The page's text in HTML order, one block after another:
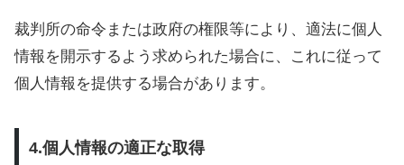
裁判所の命令または政府の権限等により、適法に個人
情報を開示するよう求められた場合に、これに従って
個人情報を提供する場合があります。
4.個人情報の適正な取得